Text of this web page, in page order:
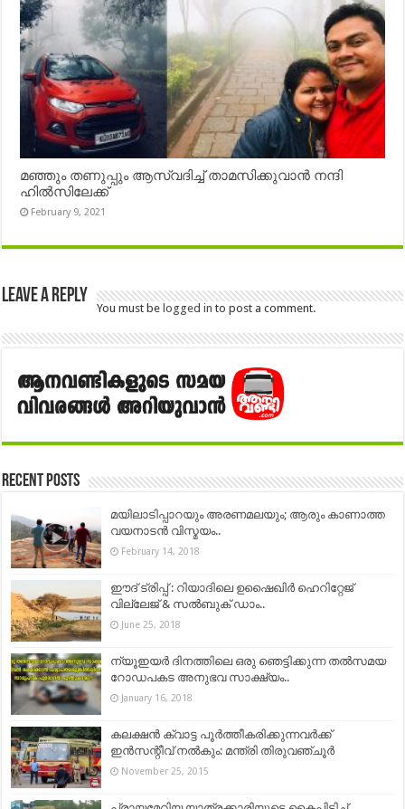
മഞ്ഞും തണുപ്പും ആസ്വദിച്ച് താമസിക്കുവാൻ നന്ദി
ഹിൽസിലേക്ക്
February 9, 2021
Leave a Reply
You must be logged in to post a comment.
Recent Posts
മയിലാടിപ്പാറയും അരണമലയും; ആരും കാണാത്ത
വയനാടന്‍ വിസ്മയം..
February 14, 2018
ഈദ് ട്രിപ്പ് : റിയാദിലെ ഉഷൈഖിർ ഹെറിറ്റേജ്
വില്ലേജ് & സൽബുക് ഡാം..
June 25, 2018
ന്യൂഇയര്‍ ദിനത്തിലെ ഒരു ഞെട്ടിക്കുന്ന തല്‍സമയ
റോഡപകട അനുഭവ സാക്ഷ്യം..
January 16, 2018
കലക്ഷന്‍ ക്വാട്ട പൂര്‍ത്തീകരിക്കുന്നവര്‍ക്ക്
ഇന്‍സന്റീവ് നല്‍കും: മന്ത്രി തിരുവഞ്ചൂര്‍
November 25, 2015